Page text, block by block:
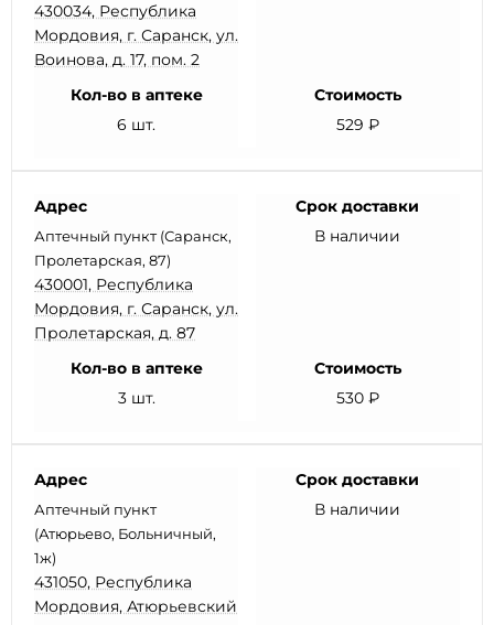
430034, Республика
Мордовия, г. Саранск, ул.
Воинова, д. 17, пом. 2
Кол-во в аптеке
6 шт.
Стоимость
529 ₽
Адрес
Аптечный пункт (Саранск,
Пролетарская, 87)
430001, Республика
Мордовия, г. Саранск, ул.
Пролетарская, д. 87
Срок доставки
В наличии
Кол-во в аптеке
3 шт.
Стоимость
530 ₽
Адрес
Аптечный пункт
(Атюрьево, Больничный,
1ж)
431050, Республика
Мордовия, Атюрьевский
Срок доставки
В наличии